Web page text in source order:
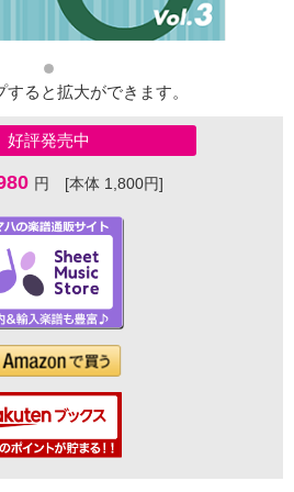
ると拡大ができます。
好評発売中
円 [本体 1,800円]